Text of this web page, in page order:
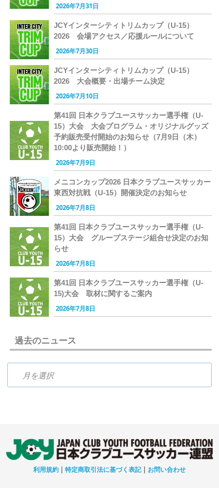
2026年7月31日
JCYインターシティトリムカップ（U-15）
2026 会場アクセス／応援ルールについて
2026年7月30日
JCYインターシティトリムカップ（U-15）
2026 大会概要・出場チーム決定
2026年7月10日
第41回 日本クラブユースサッカー選手権（U-
15）大会 大会プログラム・オリジナルグッズ
予約販売受付開始のお知らせ（7月9日（木）
10:00より販売開始！）
2026年7月9日
メニコンカップ2026 日本クラブユースサッカー
東西対抗戦（U-15）開催決定のお知らせ
2026年7月8日
第41回 日本クラブユースサッカー選手権（U-
15）大会 グループステージ組合せ決定のお知
らせ
2026年7月8日
第41回 日本クラブユースサッカー選手権（U-
15)大会 取材に関するご案内
2026年7月8日
過去のニュース
利用規約 | 特定商取引法に基づく表記| お問い合わせ